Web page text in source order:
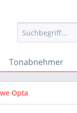
Tonabnehmer
Opta